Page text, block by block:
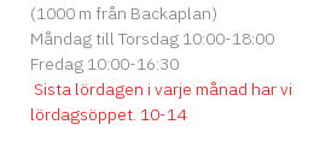
(1000 m från Backaplan)
Måndag till Torsdag 10:00-18:00
Fredag 10:00-16:30
Sista lördagen i varje månad har vi
lördagsöppet. 10-14